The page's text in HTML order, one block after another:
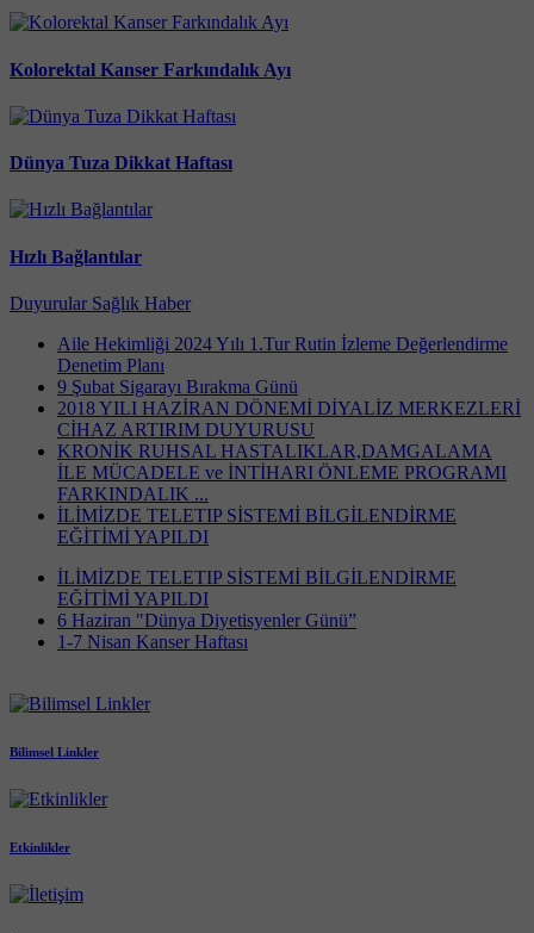
Kolorektal Kanser Farkındalık Ayı
Dünya Tuza Dikkat Haftası
Hızlı Bağlantılar
Duyurular Sağlık Haber
Aile Hekimliği 2024 Yılı 1.Tur Rutin İzleme Değerlendirme
Denetim Planı
9 Şubat Sigarayı Bırakma Günü
2018 YILI HAZİRAN DÖNEMİ DİYALİZ MERKEZLERİ
CİHAZ ARTIRIM DUYURUSU
KRONİK RUHSAL HASTALIKLAR,DAMGALAMA
İLE MÜCADELE ve İNTİHARI ÖNLEME PROGRAMI
FARKINDALIK ...
İLİMİZDE TELETIP SİSTEMİ BİLGİLENDİRME
EĞİTİMİ YAPILDI
İLİMİZDE TELETIP SİSTEMİ BİLGİLENDİRME
EĞİTİMİ YAPILDI
6 Haziran "Dünya Diyetisyenler Günü”
1-7 Nisan Kanser Haftası
Bilimsel Linkler
Etkinlikler